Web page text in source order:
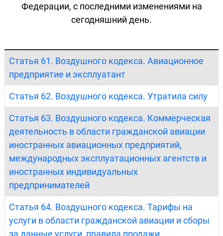
Федерации, с последними изменениями на
сегодняшний день.
Статья 61. Воздушного кодекса. Авиационное
предприятие и эксплуатант
Статья 62. Воздушного кодекса. Утратила силу
Статья 63. Воздушного кодекса. Коммерческая
деятельность в области гражданской авиации
иностранных авиационных предприятий,
международных эксплуатационных агентств и
иностранных индивидуальных
предпринимателей
Статья 64. Воздушного кодекса. Тарифы на
услуги в области гражданской авиации и сборы
за данные услуги, правила продажи